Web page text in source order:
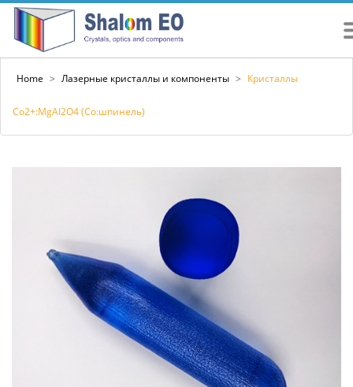
Home > Лазерные кристаллы и компоненты > Кристаллы
Co2+:MgAl2O4 (Co:шпинель)